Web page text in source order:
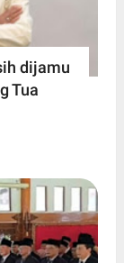
dijamu
Tua